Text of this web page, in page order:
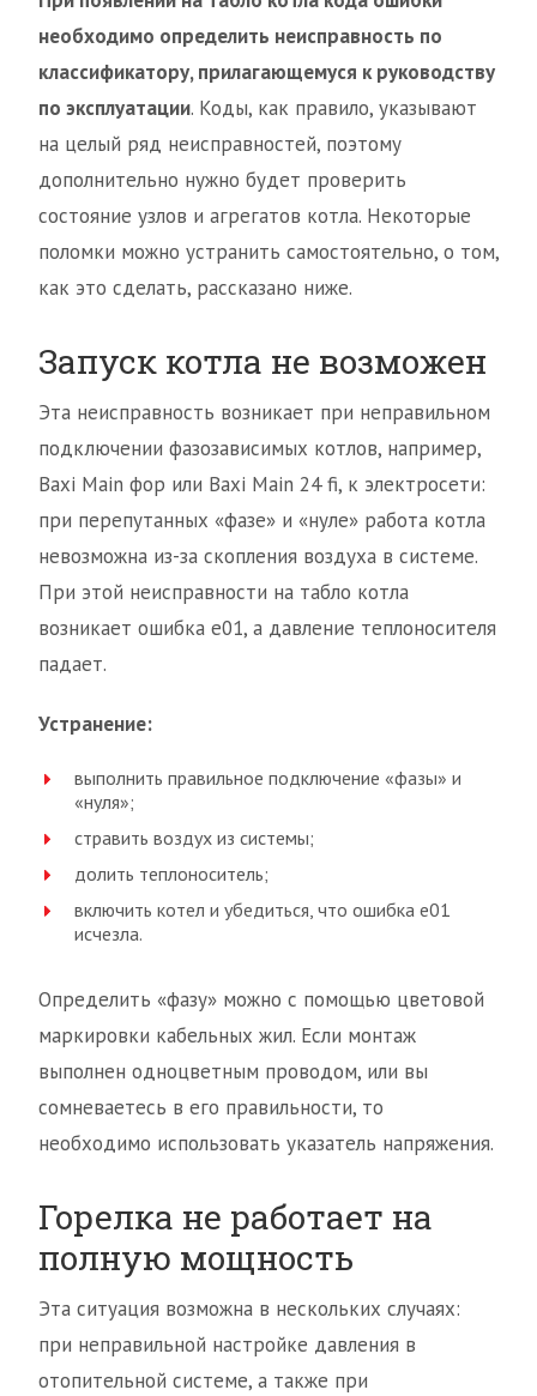
необходимо определить неисправность по
классификатору, прилагающемуся к руководству
по эксплуатации. Коды, как правило, указывают
на целый ряд неисправностей, поэтому
дополнительно нужно будет проверить
состояние узлов и агрегатов котла. Некоторые
поломки можно устранить самостоятельно, о том,
как это сделать, рассказано ниже.
Запуск котла не возможен
Эта неисправность возникает при неправильном
подключении фазозависимых котлов, например,
Baxi Main фор или Baxi Main 24 fi, к электросети:
при перепутанных «фазе» и «нуле» работа котла
невозможна из-за скопления воздуха в системе.
При этой неисправности на табло котла
возникает ошибка е01, а давление теплоносителя
падает.
Устранение:
выполнить правильное подключение «фазы» и
«нуля»;
стравить воздух из системы;
долить теплоноситель;
включить котел и убедиться, что ошибка е01
исчезла.
Определить «фазу» можно с помощью цветовой
маркировки кабельных жил. Если монтаж
выполнен одноцветным проводом, или вы
сомневаетесь в его правильности, то
необходимо использовать указатель напряжения.
Горелка не работает на
полную мощность
Эта ситуация возможна в нескольких случаях:
при неправильной настройке давления в
отопительной системе, а также при